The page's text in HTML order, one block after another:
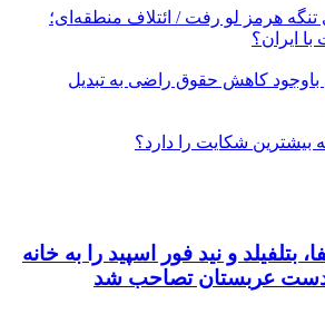
هرمز لو رفت / ائتلاف منطقه‌ای؛
ایران؟
کاهش حقوق راضی به تبدیل
بیشترین شکایت را دارد؟
بتلفیلد و نید فور اسپید را به خانه
دست عربستان تصاحب شد